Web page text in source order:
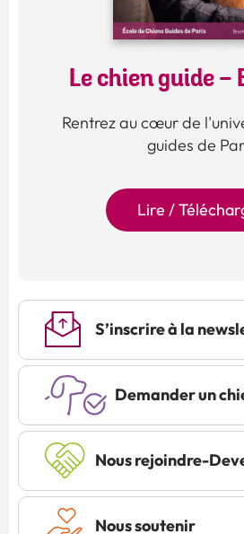
Le chien guide -
Rentrez au cœur de
guides de
Lire /
S’inscrire à la
Demander un
Nous rejoindre-
Nous soutenir